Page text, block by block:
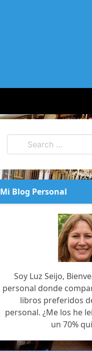
Mi Blog Personal
Soy Luz Seijo,
personal donde
libros preferidos
personal. ¿Me los he
un 70%